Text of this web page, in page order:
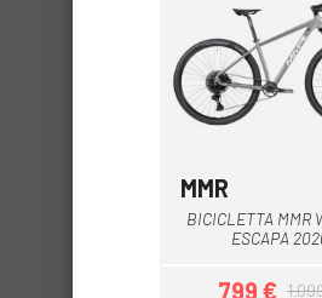
MMR
BICICLETTA MMR
ESCAPA
799 €